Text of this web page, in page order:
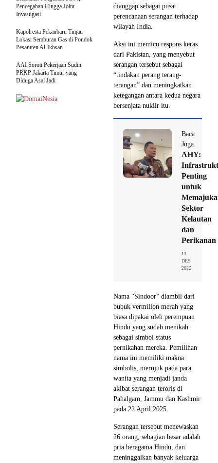
dianggap sebagai pusat
perencanaan serangan terhadap
wilayah India.
Aksi ini memicu respons keras
dari Pakistan, yang menyebut
serangan tersebut sebagai
“tindakan perang terang-
terangan” dan meningkatkan
ketegangan antara kedua negara
bersenjata nuklir itu.
Baca
Juga
AHY:
Penting
untuk
Sektor
Kelautan
dan
Perikanan
13
DES
2025
Nama “Sindoor” diambil dari
bubuk vermilion merah yang
biasa dipakai oleh perempuan
Hindu yang sudah menikah
sebagai simbol status
pernikahan mereka. Pemilihan
nama ini memiliki makna
simbolis, merujuk pada para
wanita yang menjadi janda
akibat serangan teroris di
Pahalgam, Jammu dan Kashmir
pada 22 April 2025.
Serangan tersebut menewaskan
26 orang, sebagian besar adalah
pria beragama Hindu, dan
meninggalkan banyak keluarga
Pencegahan Hingga Joint
Investigasi
Kapolresta Pekanbaru Tinjau
Lokasi Semburan Gas di Pondok
Pesantren Al-Ikhsan
AAI Soroti Pekerjaan Sudin
PRKP Jakarta Timur yang
Diduga Asal Jadi